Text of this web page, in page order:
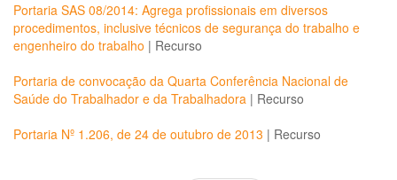
Portaria SAS 08/2014: Agrega profissionais em diversos
procedimentos, inclusive técnicos de segurança do trabalho e
engenheiro do trabalho | Recurso
Portaria de convocação da Quarta Conferência Nacional de
Saúde do Trabalhador e da Trabalhadora | Recurso
Portaria Nº 1.206, de 24 de outubro de 2013 | Recurso